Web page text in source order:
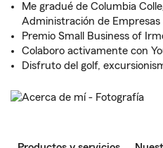
Me gradué de Columbia
Administración de Empresas
Premio Small Business of
Colaboro activamente con
Disfruto del golf,